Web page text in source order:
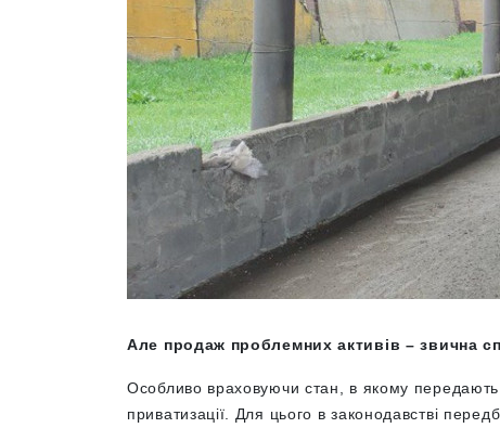
Але продаж проблемних активів – звична
Особливо враховуючи стан, в якому
приватизації. Для цього в законодавстві